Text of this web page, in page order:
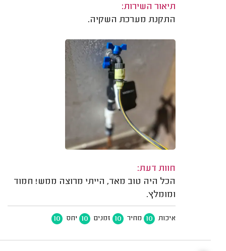
תיאור השירות:
התקנת מערכת השקיה.
חוות דעת:
הכל היה טוב מאד, הייתי מרוצה ממש! חמוד
ומומלץ.
איכות 10 מחיר 10 זמנים 10 יחס 10